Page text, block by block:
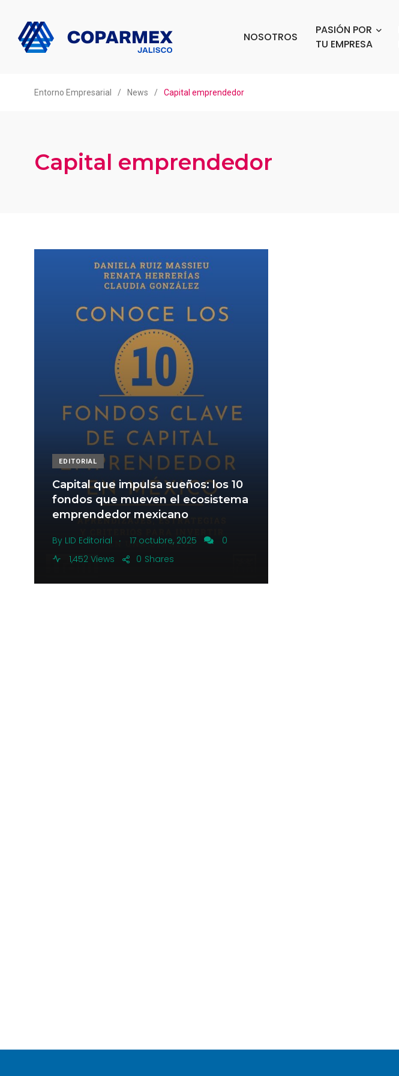
NOSOTROS
PASIÓN POR
TU EMPRESA
Entorno Empresarial / News / Capital emprendedor
Capital emprendedor
EDITORIAL
Capital que impulsa sueños: los 10
fondos que mueven el ecosistema
emprendedor mexicano
By LID Editorial . 17 octubre, 2025
0
1,452 Views
Shares
0